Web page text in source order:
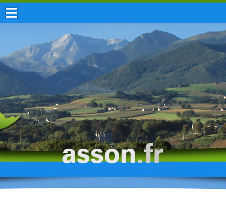
ACCUEIL / INFOS
MUNICIPALITÉ
VIE LOCALE
ENFANCE
TOURISME
HISTOIRE